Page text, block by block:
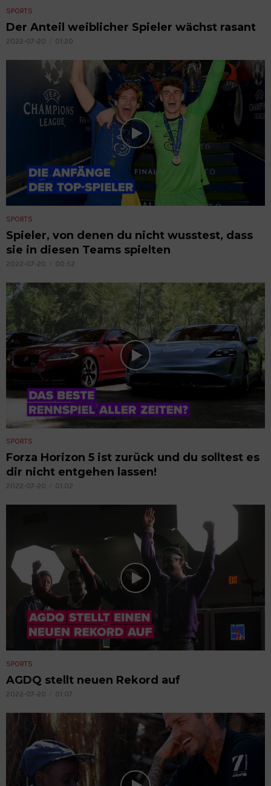
SPORTS
Der Anteil weiblicher Spieler wächst rasant
2022-07-20 01:20
SPORTS
Spieler, von denen du nicht wusstest, dass
sie in diesen Teams spielten
2022-07-20 00:52
SPORTS
Forza Horizon 5 ist zurück und du solltest es
dir nicht entgehen lassen!
2022-07-20 01:02
SPORTS
AGDQ stellt neuen Rekord auf
2022-07-20 01:07